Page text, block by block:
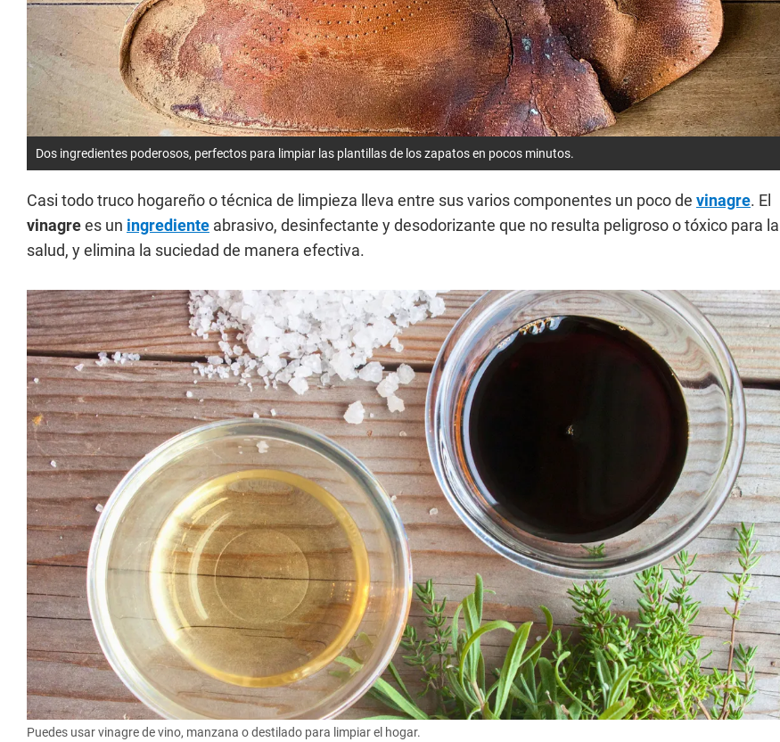
Dos ingredientes poderosos, perfectos para limpiar las plantillas de los zapatos en pocos minutos.
Casi todo truco hogareño o técnica de limpieza lleva entre sus varios componentes un poco de vinagre. El
vinagrees un ingrediente abrasivo, desinfectante y desodorizante que no resulta peligroso o tóxico para la
salud, y elimina la suciedad de manera efectiva.
Puedes usar vinagre de vino, manzana o destilado para limpiar el hogar.